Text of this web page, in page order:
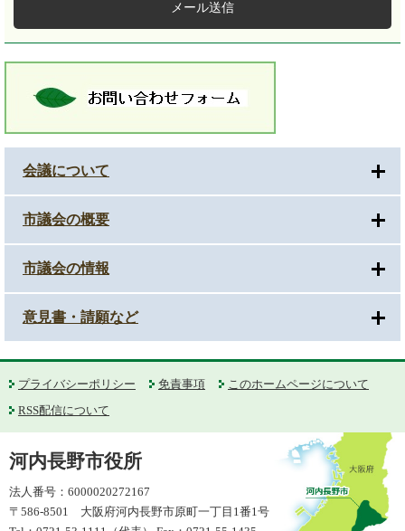
メール送信
会議について
市議会の概要
市議会の情報
意見書・請願など
プライバシーポリシー 免責事項
このホームページについて
RSS配信について
河内長野市役所
法人番号：6000020272167
〒586-8501 大阪府河内長野市原町一丁目1番1号